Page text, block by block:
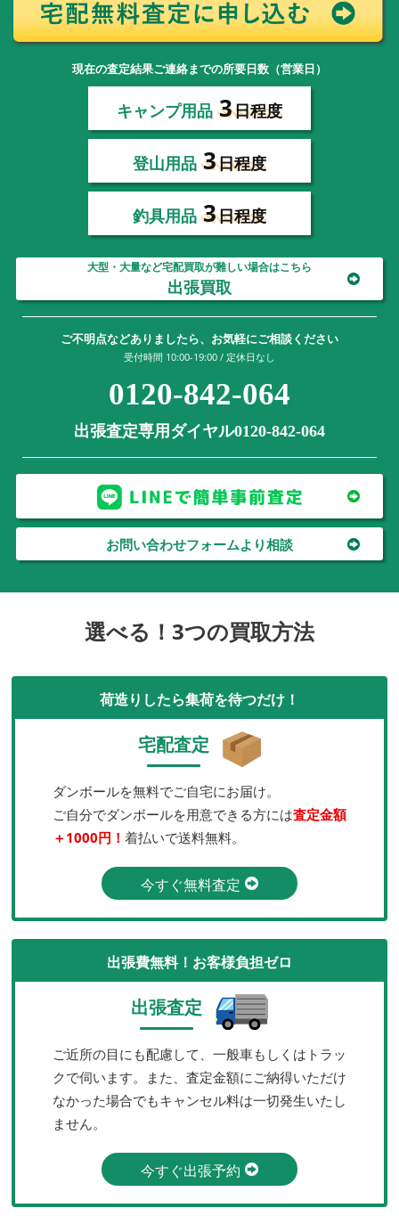
現在の査定結果ご連絡までの所要日数（営業日）
キャンプ用品 3日程度
登山用品 3日程度
釣具用品 3日程度
大型・大量など宅配買取が難しい場合はこちら
出張買取
ご不明点などありましたら、お気軽にご相談ください
受付時間 10:00-19:00 / 定休日なし
0120-842-064
出張査定専用ダイヤル0120-842-064
お問い合わせフォームより相談
選べる！3つの買取方法
荷造りしたら集荷を待つだけ！
宅配査定
ダンボールを無料でご自宅にお届け。
ご自分でダンボールを用意できる方には査定金額
＋1000円！ 着払いで送料無料。
今すぐ無料査定
出張費無料！お客様負担ゼロ
出張査定
ご近所の目にも配慮して、一般車もしくはトラッ
クで伺います。また、査定金額にご納得いただけ
なかった場合でもキャンセル料は一切発生いたし
ません。
今すぐ出張予約